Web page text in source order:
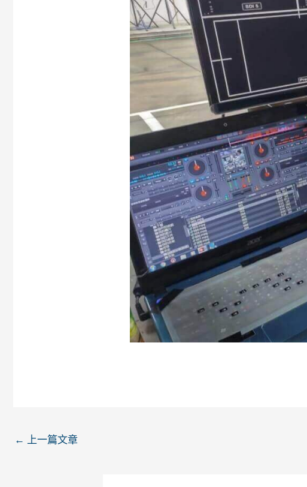
← 上一篇文章